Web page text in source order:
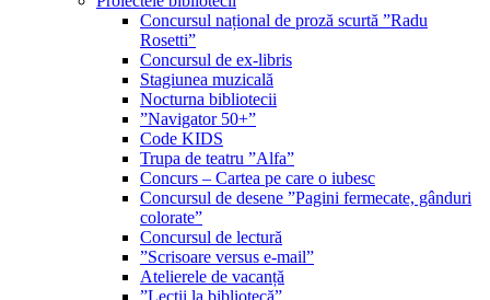
Concursul național de proză scurtă ”Radu
Rosetti”
Concursul de ex-libris
Stagiunea muzicală
Nocturna bibliotecii
”Navigator 50+”
Code KIDS
Trupa de teatru ”Alfa”
Concurs – Cartea pe care o iubesc
Concursul de desene ”Pagini fermecate, gânduri
colorate”
Concursul de lectură
”Scrisoare versus e-mail”
Atelierele de vacanță